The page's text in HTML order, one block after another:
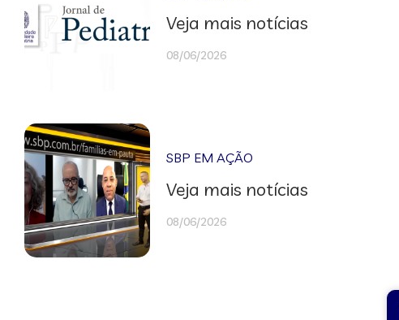
Veja mais notícias
08/06/2026
SBP EM AÇÃO
Veja mais notícias
08/06/2026